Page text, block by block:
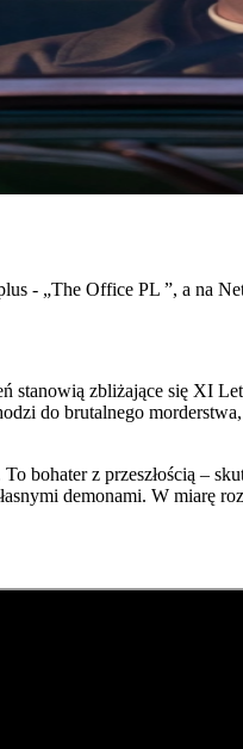
- „The Office PL ”, a na
stanowią zbliżające się XI
do brutalnego
bohater z przeszłością –
demonami. W miarę